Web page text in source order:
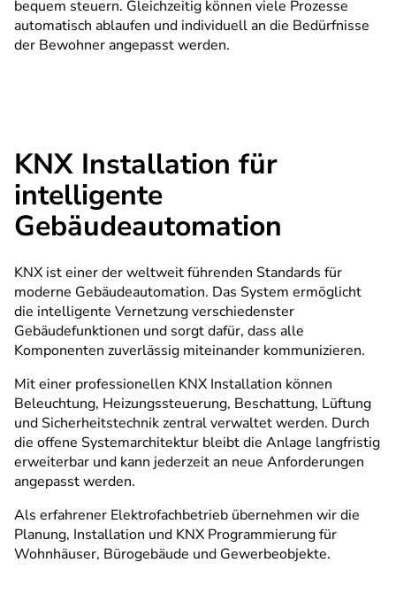
bequem steuern. Gleichzeitig können viele Prozesse
automatisch ablaufen und individuell an die Bedürfnisse
der Bewohner angepasst werden.
KNX Installation für
intelligente
Gebäudeautomation
KNX ist einer der weltweit führenden Standards für
moderne Gebäudeautomation. Das System ermöglicht
die intelligente Vernetzung verschiedenster
Gebäudefunktionen und sorgt dafür, dass alle
Komponenten zuverlässig miteinander kommunizieren.
Mit einer professionellen KNX Installation können
Beleuchtung, Heizungssteuerung, Beschattung, Lüftung
und Sicherheitstechnik zentral verwaltet werden. Durch
die offene Systemarchitektur bleibt die Anlage langfristig
erweiterbar und kann jederzeit an neue Anforderungen
angepasst werden.
Als erfahrener Elektrofachbetrieb übernehmen wir die
Planung, Installation und KNX Programmierung für
Wohnhäuser, Bürogebäude und Gewerbeobjekte.